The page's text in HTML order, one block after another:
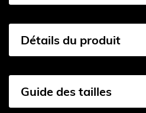
Détails du produit
Guide des tailles